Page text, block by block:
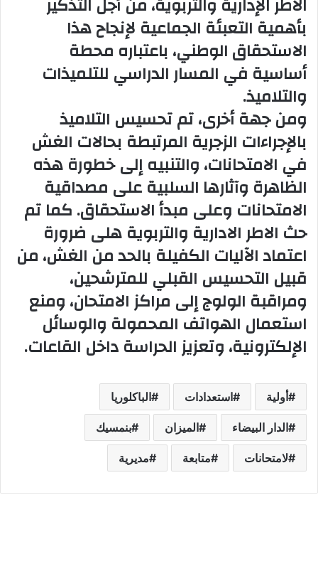
بأهمية التعبئة الجماعية لإنجاح هذا
الاستحقاق الوطني، باعتباره محطة
أساسية في المسار الدراسي للتلميذات
والتلاميذ.
ومن جهة أخرى، تم تحسيس التلاميذ
بالإجراءات الزجرية المرتبطة بحالات الغش
في الامتحانات، والتنبيه إلى خطورة هذه
الظاهرة وآثارها السلبية على مصداقية
الامتحانات وعلى مبدأ الاستحقاق. كما تم
حث الاطر الادارية والتربوية هلى ضرورة
اعتماد الآليات الكفيلة بالحد من الغش، من
قبيل التحسيس القبلي للمترشحين،
ومراقبة الولوج إلى مراكز الامتحان، ومنع
استعمال الهواتف المحمولة والوسائل
الإلكترونية، وتعزيز الحراسة داخل القاعات.
أولية استعدادات الباكلوريا
الدار البيضاء الميزان بنمسيك
لامتحانات متابعة مديرية